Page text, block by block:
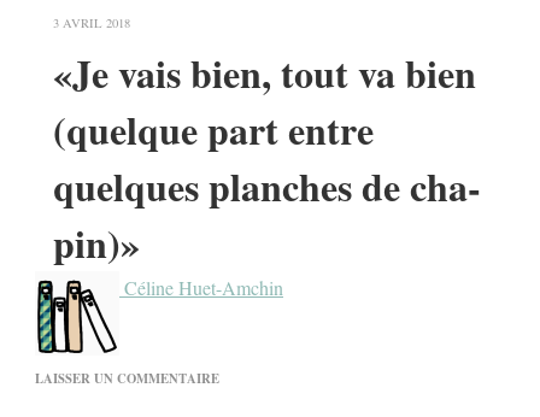
3 AVRIL 2018
«Je vais bien, tout va bien
(quelque part entre
quelques planches de cha-
pin)»
Céline Huet-Amchin
LAISSER UN COMMENTAIRESUR